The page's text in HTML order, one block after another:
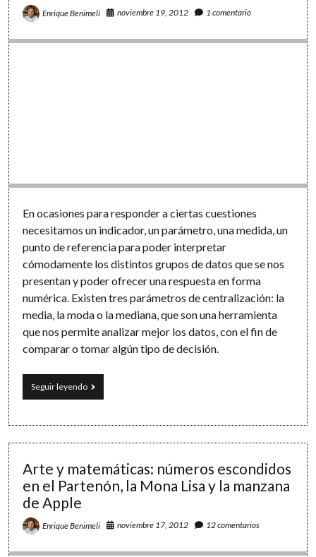
un
Enrique Benimeli noviembre 19, 2012 1 comentario
En ocasiones para responder a ciertas cuestiones
necesitamos un indicador, un parámetro, una medida, un
punto de referencia para poder interpretar
cómodamente los distintos grupos de datos que se nos
presentan y poder ofrecer una respuesta en forma
numérica. Existen tres parámetros de centralización: la
media, la moda o la mediana, que son una herramienta
que nos permite analizar mejor los datos, con el fin de
comparar o tomar algún tipo de decisión.
Seguir leyendo5
vídeotutoriales
12
estadística:
cálculo
de
la
y
Arte y matemáticas: números escondidos
en el Partenón, la Mona Lisa y la manzana
de Apple
Enrique Benimeli noviembre 17, 2012 12 comentarios